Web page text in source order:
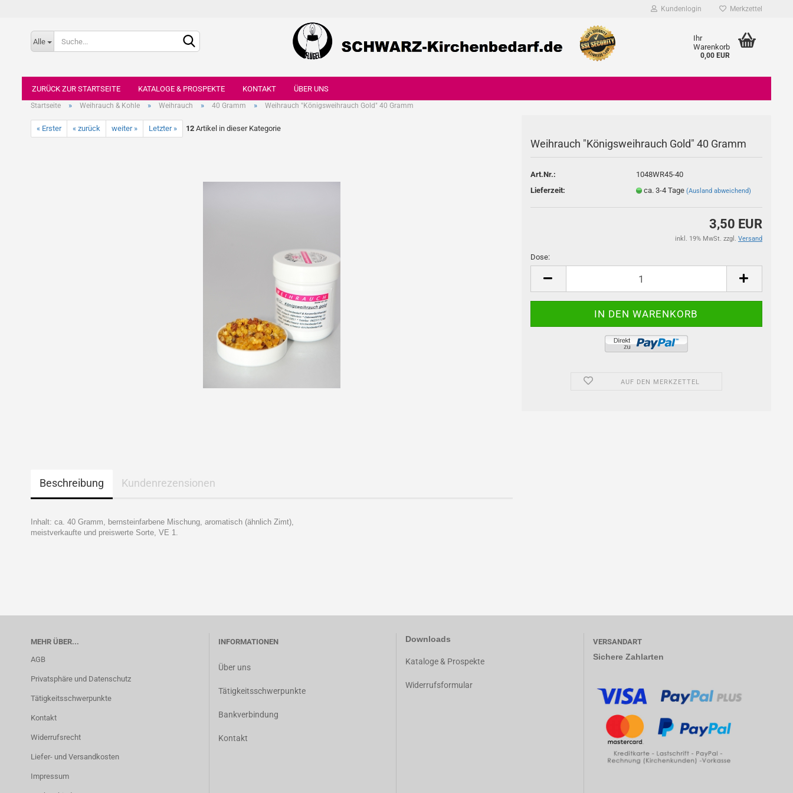
Kundenlogin
Konto erstellen
Passwort vergessen?
Merkzettel
Alle
Ihr
Warenkorb
0,00 EUR
ZURÜCK ZUR STARTSEITE KATALOGE & PROSPEKTE KONTAKT ÜBER UNS
Startseite » Weihrauch & Kohle » Weihrauch » 40 Gramm » Weihrauch "Königsweihrauch Gold" 40 Gramm
« Erster « zurück weiter » Letzter » 12 Artikel in dieser Kategorie
Weihrauch "Königsweihrauch Gold" 40 Gramm
Art.Nr.:
1048WR45-40
Lieferzeit:
ca. 3-4 Tage (Ausland abweichend)
3,50 EUR
inkl. 19% MwSt. zzgl. Versand
Dose:
Dose
AUF DEN MERKZETTEL
Beschreibung Kundenrezensionen
Inhalt: ca. 40 Gramm, bernsteinfarbene Mischung, aromatisch (ähnlich Zimt),
meistverkaufte und preiswerte Sorte, VE 1.
MEHR ÜBER...
AGB
Privatsphäre und Datenschutz
Tätigkeitsschwerpunkte
Kontakt
Widerrufsrecht
Liefer- und Versandkosten
Impressum
INFORMATIONEN
Über uns
Tätigkeitsschwerpunkte
Bankverbindung
Kontakt
Downloads
Kataloge & Prospekte
Widerrufsformular
VERSANDART
Sichere Zahlarten